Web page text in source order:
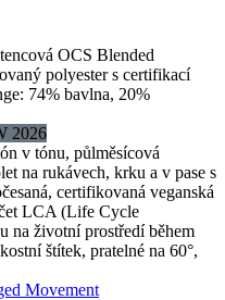
OCS Blended
polyester s certifikací
74% bavlna, 20%
2026
v tónu, půlměsícová
na rukávech, krku a v pase s
certifikovaná veganská
LCA (Life Cycle
na životní prostředí během
štítek, pratelné na 60°,
Movement